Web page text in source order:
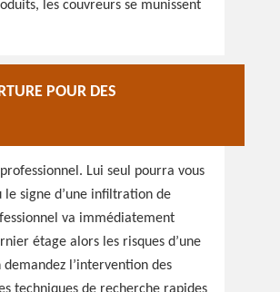
les couvreurs se munissent
POUR DES
Lui seul pourra vous
le signe d’une infiltration de
va immédiatement
étage alors les risques d’une
l’intervention des